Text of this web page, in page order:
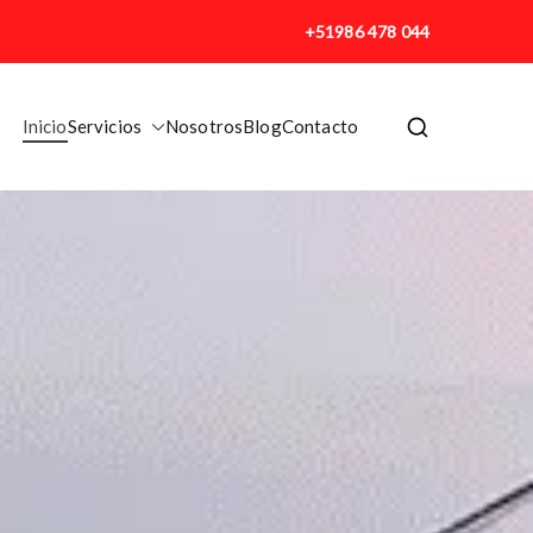
+51986 478 044
InicioServicios NosotrosBlogContacto